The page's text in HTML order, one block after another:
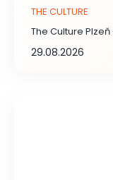
THE CULTURE
The Culture
29.08.2026